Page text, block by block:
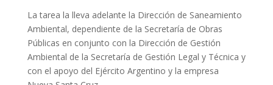
La tarea la lleva adelante la Dirección de Saneamiento
Ambiental, dependiente de la Secretaría de Obras
Públicas en conjunto con la Dirección de Gestión
Ambiental de la Secretaría de Gestión Legal y Técnica y
con el apoyo del Ejército Argentino y la empresa